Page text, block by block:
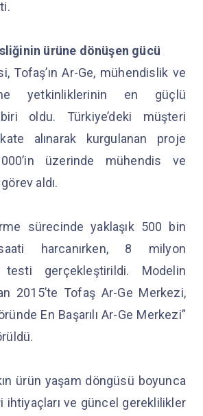
ürüne dönüşen gücü
Tofaş’ın Ar-Ge, mühendislik ve
yetkinliklerinin en güçlü
oldu. Türkiye’deki müşteri
alınarak kurgulanan proje
üzerinde mühendis ve
aldı.
sürecinde yaklaşık 500 bin
harcanırken, 8 milyon
gerçekleştirildi. Modelin
2015’te Tofaş Ar-Ge Merkezi,
En Başarılı Ar-Ge Merkezi”
ürün yaşam döngüsü boyunca
ihtiyaçları ve güncel gereklilikler